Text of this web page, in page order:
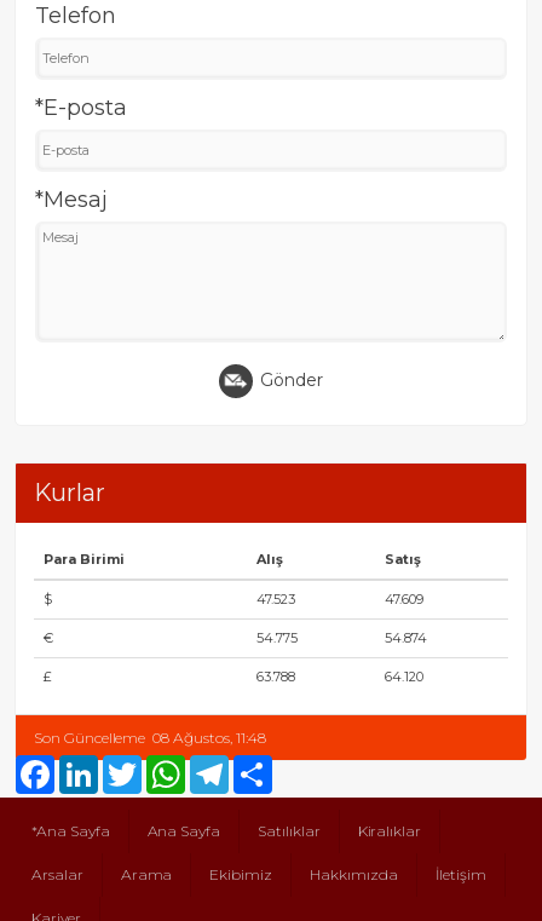
Telefon
*E-posta
*Mesaj
Gönder
Kurlar
Para Birimi Alış Satış
$ 47.523 47.609
€ 54.775 54.874
£ 63.788 64.120
Son Güncelleme 08 Ağustos, 11:48
*Ana Sayfa Ana Sayfa Satılıklar Kiralıklar
Arsalar Arama Ekibimiz Hakkımızda İletişim
FacebookLinkedInTwitterWhatsAppTelegramShare